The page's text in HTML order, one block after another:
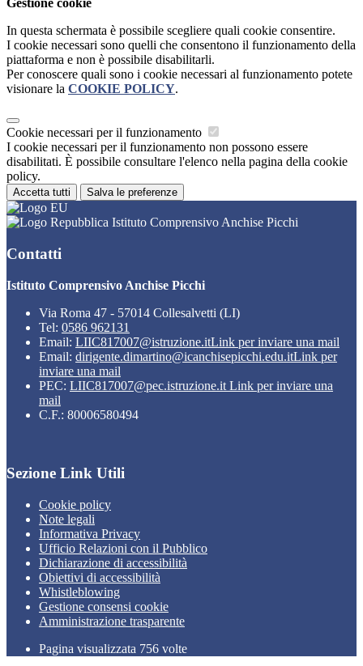
Gestione cookie
In questa schermata è possibile scegliere quali cookie consentire.
I cookie necessari sono quelli che consentono il funzionamento della
piattaforma e non è possibile disabilitarli.
Per conoscere quali sono i cookie necessari al funzionamento potete
visionare la COOKIE POLICY.
Cookie necessari per il funzionamento
I cookie necessari per il funzionamento non possono essere
disabilitati. È possibile consultare l'elenco nella pagina della cookie
policy.
Accetta tutti Salva le preferenze
Istituto Comprensivo Anchise Picchi
Contatti
Istituto Comprensivo Anchise Picchi
Via Roma 47 - 57014 Collesalvetti (LI)
Tel: 0586 962131
Email: LIIC817007@istruzione.itLink per inviare una mail
Email: dirigente.dimartino@icanchisepicchi.edu.itLink per
inviare una mail
PEC: LIIC817007@pec.istruzione.it Link per inviare una
mail
C.F.: 80006580494
Sezione Link Utili
Cookie policy
Note legali
Informativa Privacy
Ufficio Relazioni con il Pubblico
Dichiarazione di accessibilità
Obiettivi di accessibilità
Whistleblowing
Gestione consensi cookie
Amministrazione trasparente
Pagina visualizzata 756 volte